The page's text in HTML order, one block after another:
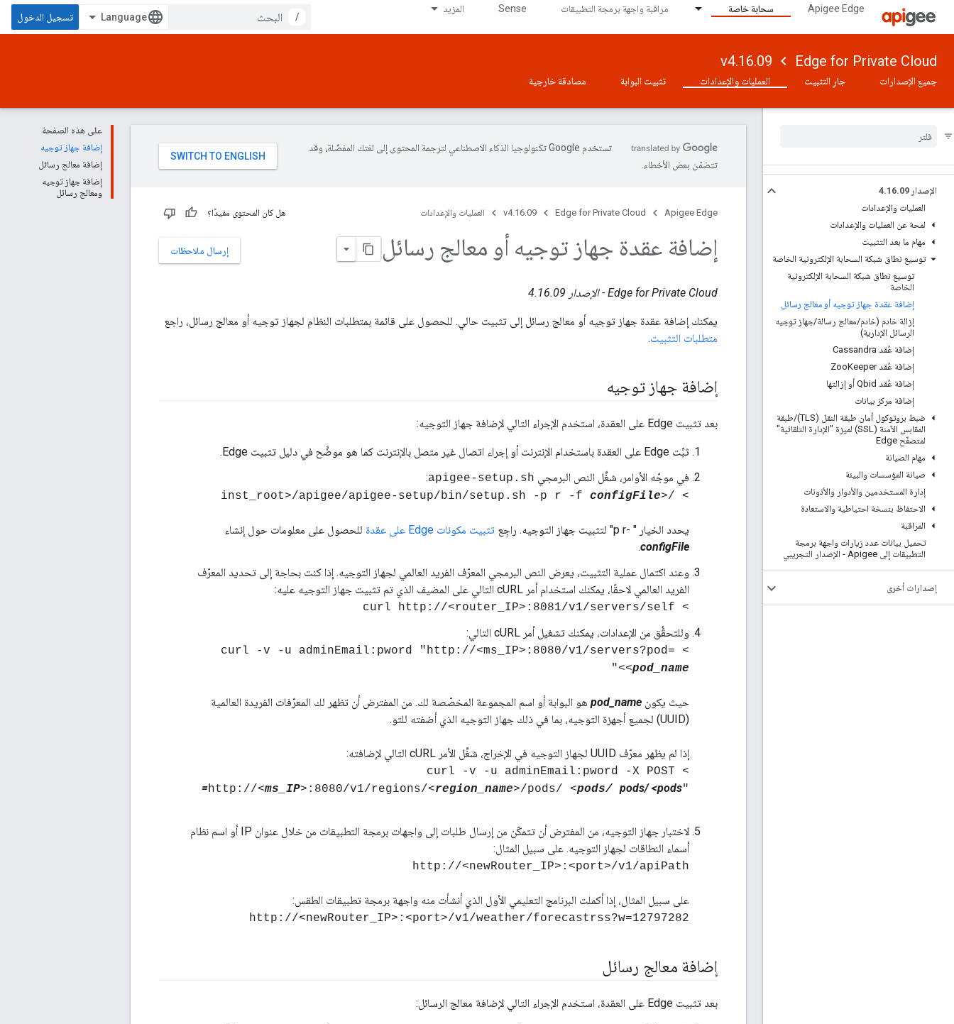
Apigee Edge سحابة خاصة مراقبة واجهة برمجة التطبيقات Sense المزيد
/ تسجيل الدخول
Edge for Private Cloud
v4.16.09
جميع الإصدارات جارٍ التثبيت العمليات والإعدادات تثبيت البوابة مصادقة خارجية
الإصدار 4 .16.09
العمليات والإعدادات
لمحة عن العمليات والإعدادات
مهام ما بعد التثبيت
توسيع نطاق شبكة السحابة الإلكترونية الخاصة
توسيع نطاق شبكة السحابة الإلكترونية
الخاصة
إضافة عقدة جهاز توجيه أو معالج رسائل
إزالة خادم (خادم/معالج رسالة/جهاز توجيه
الرسائل الإدارية)
إضافة عُقد Cassandra
إضافة عُقد ZooKeeper
إضافة عُقد Qbid أو إزالتها
إضافة مركز بيانات
ضبط بروتوكول أمان طبقة النقل (TLS)
/طبقة
المقابس الآمنة (SSL) لميزة "الإدارة التلقائية"
لمتصفّح Edge
مهام الصيانة
صيانة المؤسسات والبيئة
إدارة المستخدمين والأدوار والأذونات
الاحتفاظ بنسخة احتياطية والاستعادة
المراقبة
تحميل بيانات عدد زيارات واجهة برمجة
التطبيقات إلى Apigee - الإصدار التجريبي
إصدارات أخرى
على هذه الصفحة
إضافة جهاز توجيه
إضافة معالج رسائل
إضافة جهاز توجيه
ومعالج رسائل
تستخدم Google تكنولوجيا الذكاء الاصطناعي لترجمة المحتوى إلى لغتك المفضّلة، وقد
تتضمّن بعض الأخطاء.
Apigee Edge
Edge for Private Cloud
v4.16.09 العمليات والإعدادات هل كان المحتوى مفيدًا؟
إرسال ملاحظات إضافة عقدة جهاز توجيه أو معالج رسائل
Edge for Private Cloud - الإصدار 4.16.09
يمكنك إضافة عقدة جهاز توجيه أو معالج رسائل إلى تثبيت حالي. للحصول على قائمة بمتطلبات النظام لجهاز توجيه أو معالج رسائل، راجع
متطلبات التثبيت.
إضافة جهاز توجيه
بعد تثبيت Edge على العقدة، استخدم الإجراء التالي لإضافة جهاز التوجيه:
ثبِّت Edge على العقدة باستخدام الإنترنت أو إجراء اتصال غير متصل بالإنترنت كما هو موضَّح في دليل تثبيت Edge.
في موجّه الأوامر، شغِّل النص البرمجي apigee-setup.sh
:
> /<inst_root>/apigee/apigee-setup/bin/setup.sh -p r -f
configFile
يحدد الخيار " -p r" لتثبيت جهاز التوجيه. راجِع تثبيت مكونات Edge على عقدة
للحصول على معلومات حول إنشاء
configFile
.
وعند اكتمال عملية التثبيت، يعرض النص البرمجي المعرّف الفريد العالمي لجهاز التوجيه. إذا كنت بحاجة إلى تحديد المعرّف
الفريد العالمي لاحقًا، يمكنك استخدام أمر cURL التالي على المضيف الذي تم تثبيت جهاز التوجيه عليه:
> curl http://<router_IP>:8081/v1/servers/self
وللتحقُّق من الإعدادات، يمكنك تشغيل أمر cURL التالي:
> curl -v -u adminEmail:pword "http://<ms_IP>:8080/v1/servers?pod=
<pod_name
>"
حيث يكون pod_name هو البوابة أو اسم المجموعة المخصّصة لك. من المفترض أن تظهر لك المعرّفات الفريدة العالمية
(UUID) لجميع أجهزة التوجيه، بما في ذلك جهاز التوجيه الذي أضفته للتو.
إذا لم يظهر معرّف UUID لجهاز التوجيه في الإخراج، شغِّل الأمر cURL التالي لإضافته:
> curl -v -u adminEmail:pword -X POST
"http://<
ms_IP>:8080/v1/regions/<region_name>/pods/ <pods/pods/ <pods=
لاختبار جهاز التوجيه، من المفترض أن تتمكّن من إرسال طلبات إلى واجهات برمجة التطبيقات من خلال عنوان IP أو اسم نظام
أسماء النطاقات لجهاز التوجيه. على سبيل المثال:
http://<newRouter_IP>:<port>/v1/apiPath
على سبيل المثال، إذا أكملت البرنامج التعليمي الأول الذي أنشأت منه واجهة برمجة تطبيقات الطقس:
http://<newRouter_IP>:<port>/v1/weather/forecastrss?w=12797282
إضافة معالج رسائل
بعد تثبيت Edge على العقدة، استخدم الإجراء التالي لإضافة معالج الرسائل: